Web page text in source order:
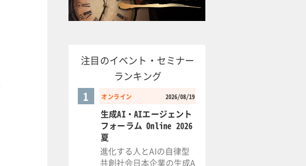
注目のイベント・セミナー
ランキング
オンライン 2026/08/19
1
生成AI・AIエージェント
フォーラム Online 2026
夏
進化する人とAIの自律型
共創社会日本企業の生成A